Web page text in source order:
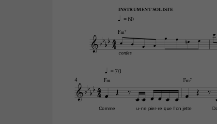
q = 60
Comme u ne
- pier re
- que l’on jette
q = 70
4
4
4
4
4

INSTRUMENT SOLISTE
cordes
F‹7
 F‹ F‹7
   
  
  
          